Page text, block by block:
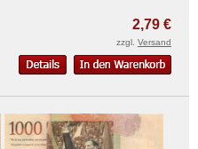
2,79 €
zzgl. Versand